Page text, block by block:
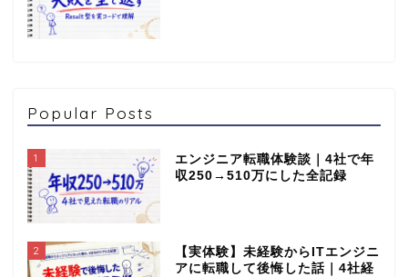
Popular Posts
1
エンジニア転職体験談｜4社で年
収250→510万にした全記録
2
【実体験】未経験からITエンジニ
アに転職して後悔した話｜4社経